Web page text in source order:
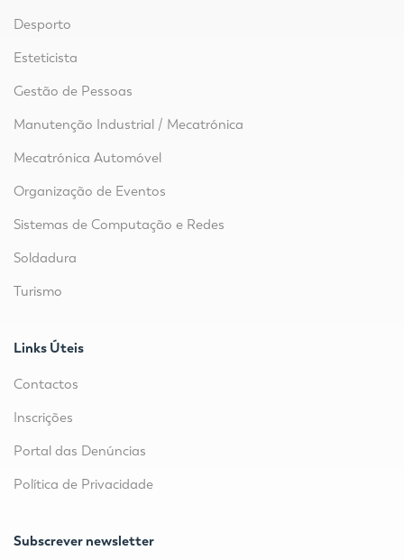
Desporto
Esteticista
Gestão de Pessoas
Manutenção Industrial / Mecatrónica
Mecatrónica Automóvel
Organização de Eventos
Sistemas de Computação e Redes
Soldadura
Turismo
Links Úteis
Contactos
Inscrições
Portal das Denúncias
Política de Privacidade
Subscrever newsletter